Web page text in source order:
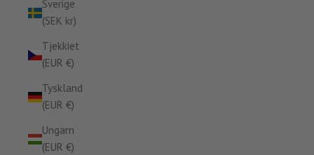
Sverige
(SEK kr)
Tjekkiet
(EUR €)
Tyskland
(EUR €)
Ungarn
(EUR €)